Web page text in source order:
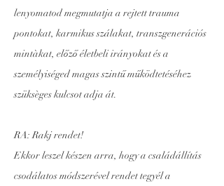
lenyomatod megmutatja a rejtett trauma
pontokat, karmikus szálakat, transzgenerációs
mintàkat, előző életbeli irányokat és a
személyiséged magas szintű működtetéséhez
szüksèges kulcsot adja át.
RA: Rakj rendet!
Ekkor leszel készen arra, hogy a családállítás
csodálatos módszerével rendet tegyél a